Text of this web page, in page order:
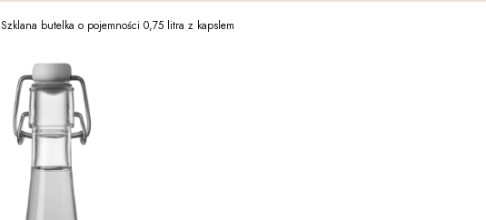
Szklana butelka o pojemności 0,75 litra z kapslem